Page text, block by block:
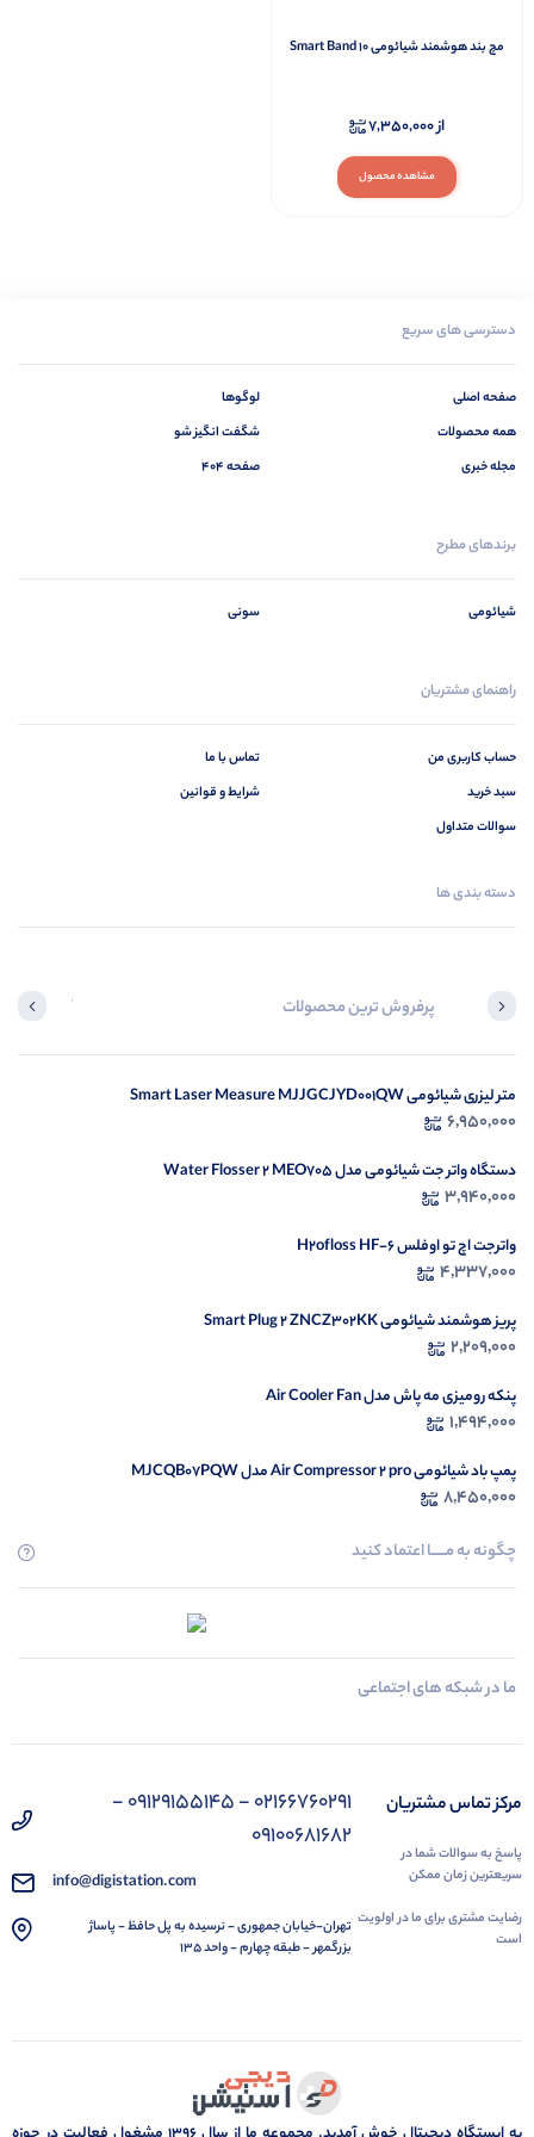
مچ بند هوشمند شیائومی Smart Band 10
مشاهده محصول
از7,350,000
دسترسی های سریع
صفحه اصلی
همه محصولات
مجله خبری
لوگوها
شگفت انگیز شو
صفحه 404
برندهای مطرح
شیائومی سونی
راهنمای مشتریان
حساب کاربری من
سبد خرید
سوالات متداول
تماس با ما
شرایط و قوانین
دسته بندی ها
پرفروش ترین محصولات آخرین
متر لیزری شیائومی Smart Laser Measure MJJGCJYD001QW
6,950,000
دستگاه واتر جت شیائومی مدل Water Flosser 2 MEO705
3,940,000
واترجت اچ تو اوفلس H2ofloss HF-6
4,337,000
پریز هوشمند شیائومی Smart Plug 2 ZNCZ302KK
2,209,000
پنکه رومیزی مه پاش مدل Air Cooler Fan
1,494,000
پمپ باد شیائومی Air Compressor 2 pro مدل MJCQB07PQW
8,450,000
چگونه به مــــــا اعتماد کنید
ما در شبکه های اجتماعی
مرکز تماس مشتریان
پاسخ به سوالات شما در
سریعترین زمان ممکن
رضایت مشتری برای ما در اولویت
است
02166760291 - 09129155145 -
09100681682
info@digistation.com
تهران-خیابان جمهوری - نرسیده به پل حافظ - پاساژ
بزرگمهر - طبقه چهارم - واحد 135